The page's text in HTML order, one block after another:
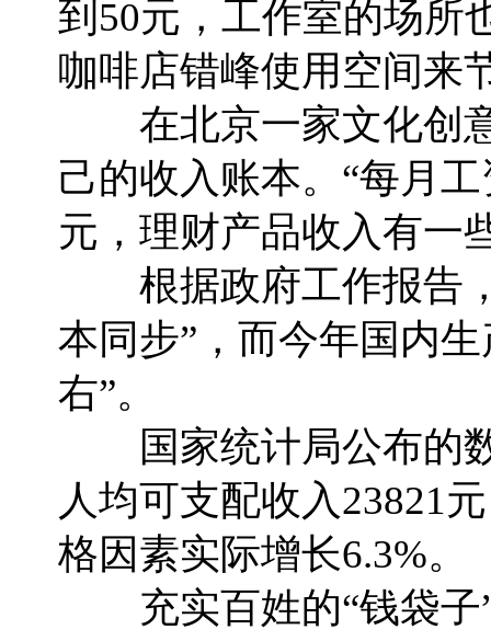
到50元，工作室的场所
咖啡店错峰使用空间来
在北京一家文化创意
己的收入账本。“每月
元，理财产品收入有一
根据政府工作报告，
本同步”，而今年国内
右”。
国家统计局公布的数
人均可支配收入23821
格因素实际增长6.3%。
充实百姓的“钱袋子”